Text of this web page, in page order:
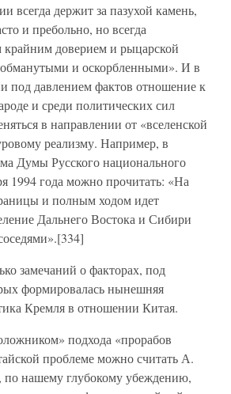
всегда держит за пазухой камень,
и пребольно, но всегда
крайним доверием и рыцарской
обманутыми и оскорбленными». И в
под давлением фактов отношение к
и среди политических сил
в направлении от «вселенской
реализму. Например, в
Думы Русского национального
1994 года можно прочитать: «На
и полным ходом идет
Дальнего Востока и Сибири
замечаний о факторах, под
формировалась нынешняя
Кремля в отношении Китая.
подхода «прорабов
проблеме можно считать А.
по нашему глубокому убеждению,